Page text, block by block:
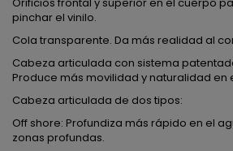
pinchar el vinilo.
Cola transparente. Da más realidad al
Cabeza articulada con sistema
Produce más movilidad y naturalidad en
Cabeza articulada de dos tipos:
Off shore: Profundiza más rápido en el
zonas profundas.